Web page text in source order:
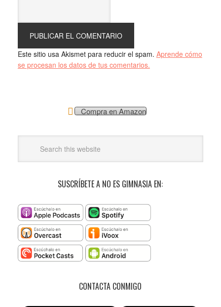
Este sitio usa Akismet para reducir el spam. Aprende cómo
se procesan los datos de tus comentarios.
Compra en Amazon
SUSCRÍBETE A NO ES GIMNASIA EN:
CONTACTA CONMIGO